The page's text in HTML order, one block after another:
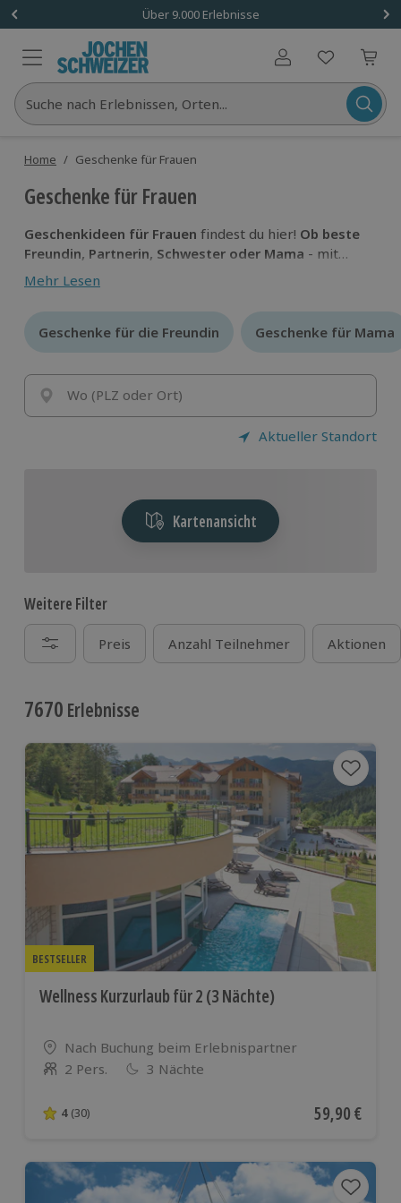
Über 9.000 Erlebnisse
Benutzerkonto
Suche nach Erlebnissen, Orten...
Home / Geschenke für Frauen
Geschenke für Frauen
Geschenkideen für Frauen findest du hier! Ob beste
Freundin, Partnerin, Schwester oder Mama - mit
einem einzigartigen Erlebnis von Jochen Schweizer
ist es ganz einfach,
wird sie merken, wie großartig es ist echte
Mehr Lesen
Geschenke für die Freundin
Geschenke für die Freundin Geschenke für Mama
Geschenke für Mama
Wo (PLZ oder Ort)
Aktueller Standort
Kartenansicht
Weitere Filter
Preis Anzahl Teilnehmer Aktionen
7670 Erlebnisse
BESTSELLER
Wellness Kurzurlaub für 2 (3 Nächte)
Standort
Nach Buchung beim Erlebnispartner
Anzahl der Teilnehmer
2 Pers. 3 Nächte
4 von 5 Sternen basierend auf 30 Bewertungen
4 (30) Aktueller
59,90 €